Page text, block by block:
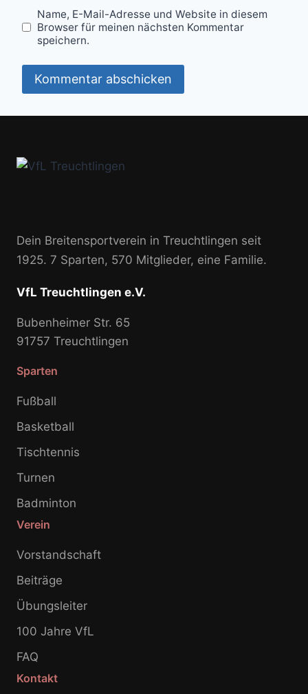
Name, E-Mail-Adresse und Website in diesem
Browser für meinen nächsten Kommentar
speichern.
Dein Breitensportverein in Treuchtlingen seit
1925. 7 Sparten, 570 Mitglieder, eine Familie.
VfL Treuchtlingen e.V.
Bubenheimer Str. 65
91757 Treuchtlingen
Sparten
Fußball
Basketball
Tischtennis
Turnen
Badminton
Verein
Vorstandschaft
Beiträge
Übungsleiter
100 Jahre VfL
FAQ
Kontakt